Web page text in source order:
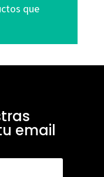
que
email